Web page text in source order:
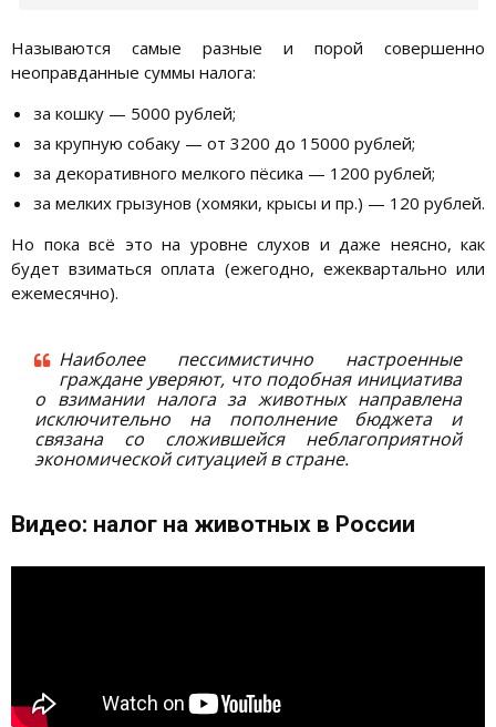
Называются самые разные и порой совершенно
неоправданные суммы налога:
за кошку — 5000 рублей;
за крупную собаку — от 3200 до 15000 рублей;
за декоративного мелкого пёсика — 1200 рублей;
за мелких грызунов (хомяки, крысы и пр.) — 120 рублей.
Но пока всё это на уровне слухов и даже неясно, как
будет взиматься оплата (ежегодно, ежеквартально или
ежемесячно).
Наиболее пессимистично настроенные
граждане уверяют, что подобная инициатива
о взимании налога за животных направлена
исключительно на пополнение бюджета и
связана со сложившейся неблагоприятной
экономической ситуацией в стране.
Видео: налог на животных в России